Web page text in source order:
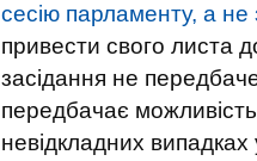
сесію парламенту, а не
привести свого листа
засідання не
передбачає
невідкладних